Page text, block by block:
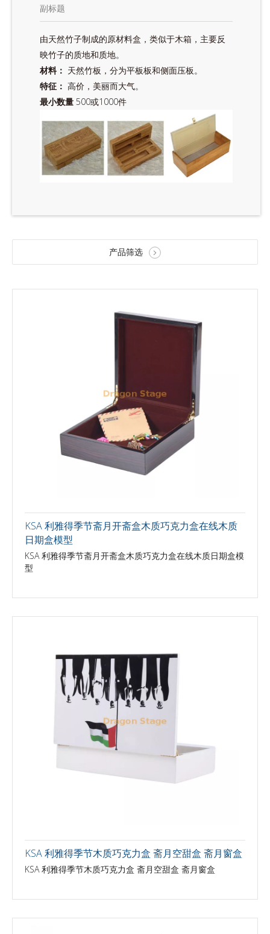
副标题
由天然竹子制成的原材料盒，类似于木箱，主要反
映竹子的质地和质地。
材料： 天然竹板，分为平板板和侧面压板。
特征： 高价，美丽而大气。
最小数量 500或1000件
产品筛选
KSA 利雅得季节斋月开斋盒木质巧克力盒在线木质
日期盒模型
KSA 利雅得季节斋月开斋盒木质巧克力盒在线木质日期盒模
型
KSA 利雅得季节木质巧克力盒 斋月空甜盒 斋月窗盒
KSA 利雅得季节木质巧克力盒 斋月空甜盒 斋月窗盒